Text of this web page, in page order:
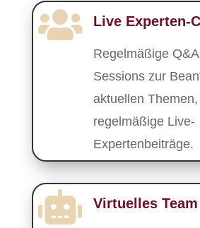
 Live Experten-
Regelmäßige
Sessions zur
aktuellen
regelmäßige Live-
Expertenbeiträge.
 Virtuelles Team